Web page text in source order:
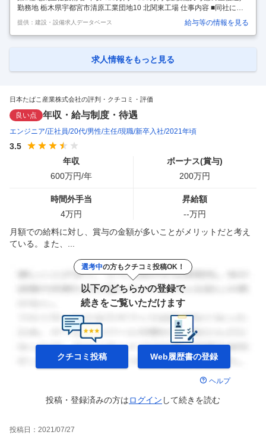
勤務地 栃木県宇都宮市清原工業団地10 北関東工場 仕事内容 ■同社にて
下記の業務を担当していただきます。 【具体的には】 ・高圧電気設備、
ユーティリティ設備の予防保全、メンテナンス等の計画立案と推進 ・法
令等に定める各種保安規定や管理標準等の改定 ・保安要員（工場及び構
（運転管理、省エネ企画、コスト管理）の施策立案・実行 ■働き方 ・日
提供：建設・設備求人データベース 給与等の情報を見る
求人情報をもっと見る
日本たばこ産業株式会社の評判・クチコミ・評価
良い点 年収・給与制度・待遇
エンジニア 正社員 20代 男性 主任 現職 新卒入社 2021年頃
3.5
年収
600万円/年
ボーナス(賞与)
200万円
時間外手当
4万円
昇給額
--万円
月額での給料に対し、賞与の金額が多いことがメリットだと考え
ている。また、...
選考中の方もクチコミ投稿OK！
以下のどちらかの登録で
続きをご覧いただけます
クチコミ投稿 Web履歴書の登録
ヘルプ
投稿・登録済みの方はログイン して続きを読む
投稿日： 2021/07/27